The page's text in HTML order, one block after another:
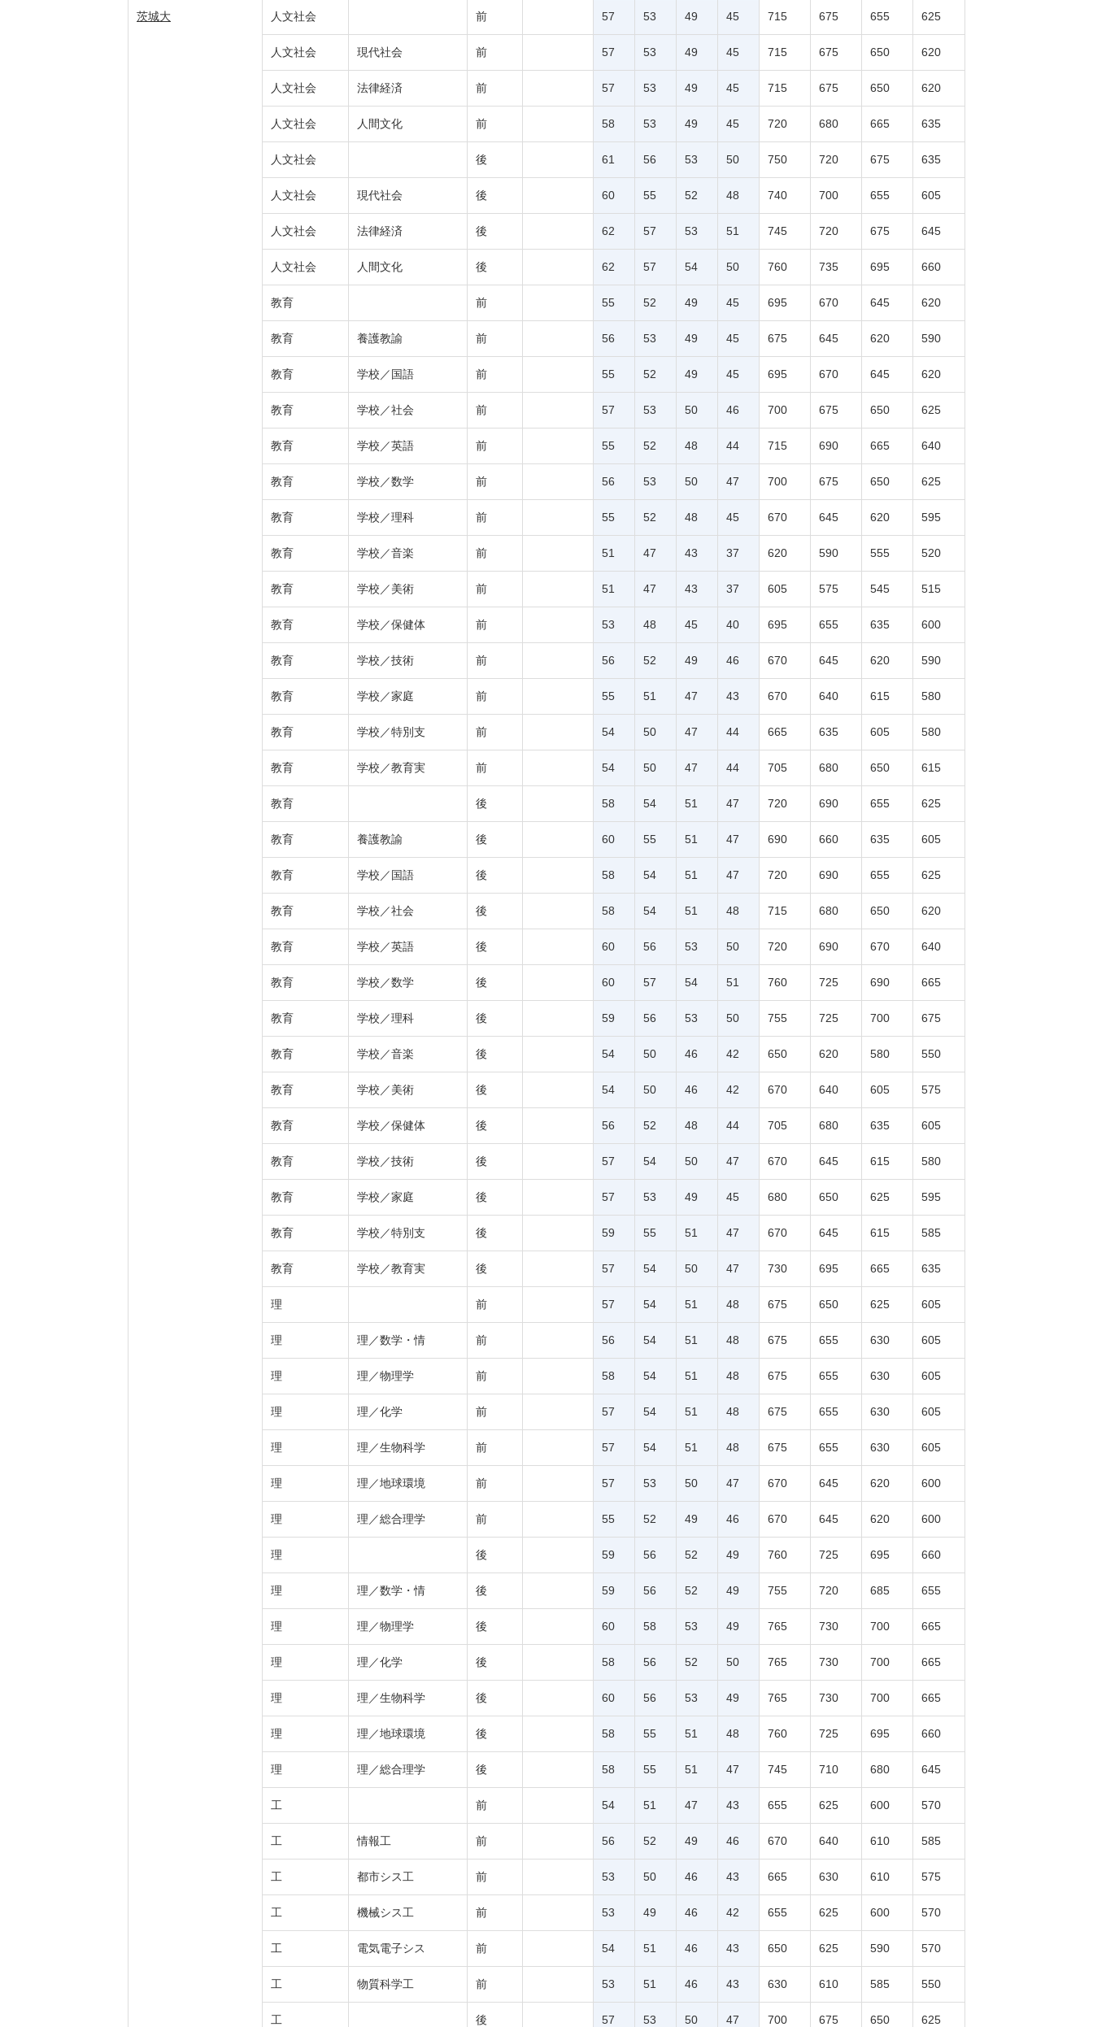
茨城大 人文社会 前 57 53 49 45 715 675 655 625
人文社会 現代社会 前 57 53 49 45 715 675 650 620
人文社会 法律経済 前 57 53 49 45 715 675 650 620
人文社会 人間文化 前 58 53 49 45 720 680 665 635
人文社会 後 61 56 53 50 750 720 675 635
人文社会 現代社会 後 60 55 52 48 740 700 655 605
人文社会 法律経済 後 62 57 53 51 745 720 675 645
人文社会 人間文化 後 62 57 54 50 760 735 695 660
教育 前 55 52 49 45 695 670 645 620
教育 養護教諭 前 56 53 49 45 675 645 620 590
教育 学校／国語 前 55 52 49 45 695 670 645 620
教育 学校／社会 前 57 53 50 46 700 675 650 625
教育 学校／英語 前 55 52 48 44 715 690 665 640
教育 学校／数学 前 56 53 50 47 700 675 650 625
教育 学校／理科 前 55 52 48 45 670 645 620 595
教育 学校／音楽 前 51 47 43 37 620 590 555 520
教育 学校／美術 前 51 47 43 37 605 575 545 515
教育 学校／保健体 前 53 48 45 40 695 655 635 600
教育 学校／技術 前 56 52 49 46 670 645 620 590
教育 学校／家庭 前 55 51 47 43 670 640 615 580
教育 学校／特別支 前 54 50 47 44 665 635 605 580
教育 学校／教育実 前 54 50 47 44 705 680 650 615
教育 後 58 54 51 47 720 690 655 625
教育 養護教諭 後 60 55 51 47 690 660 635 605
教育 学校／国語 後 58 54 51 47 720 690 655 625
教育 学校／社会 後 58 54 51 48 715 680 650 620
教育 学校／英語 後 60 56 53 50 720 690 670 640
教育 学校／数学 後 60 57 54 51 760 725 690 665
教育 学校／理科 後 59 56 53 50 755 725 700 675
教育 学校／音楽 後 54 50 46 42 650 620 580 550
教育 学校／美術 後 54 50 46 42 670 640 605 575
教育 学校／保健体 後 56 52 48 44 705 680 635 605
教育 学校／技術 後 57 54 50 47 670 645 615 580
教育 学校／家庭 後 57 53 49 45 680 650 625 595
教育 学校／特別支 後 59 55 51 47 670 645 615 585
教育 学校／教育実 後 57 54 50 47 730 695 665 635
理 前 57 54 51 48 675 650 625 605
理 理／数学・情 前 56 54 51 48 675 655 630 605
理 理／物理学 前 58 54 51 48 675 655 630 605
理 理／化学 前 57 54 51 48 675 655 630 605
理 理／生物科学 前 57 54 51 48 675 655 630 605
理 理／地球環境 前 57 53 50 47 670 645 620 600
理 理／総合理学 前 55 52 49 46 670 645 620 600
理 後 59 56 52 49 760 725 695 660
理 理／数学・情 後 59 56 52 49 755 720 685 655
理 理／物理学 後 60 58 53 49 765 730 700 665
理 理／化学 後 58 56 52 50 765 730 700 665
理 理／生物科学 後 60 56 53 49 765 730 700 665
理 理／地球環境 後 58 55 51 48 760 725 695 660
理 理／総合理学 後 58 55 51 47 745 710 680 645
工 前 54 51 47 43 655 625 600 570
工 情報工 前 56 52 49 46 670 640 610 585
工 都市シス工 前 53 50 46 43 665 630 610 575
工 機械シス工 前 53 49 46 42 655 625 600 570
工 電気電子シス 前 54 51 46 43 650 625 590 570
工 物質科学工 前 53 51 46 43 630 610 585 550
工 後 57 53 50 47 700 675 650 625